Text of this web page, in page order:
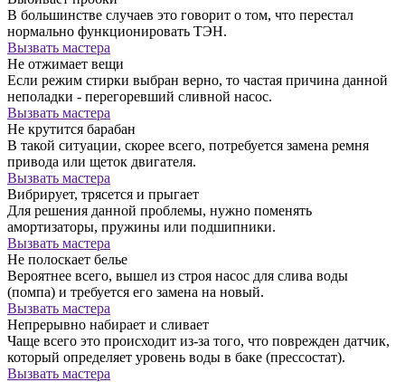
В большинстве случаев это говорит о том, что перестал
нормально функционировать ТЭН.
Вызвать мастера
Не отжимает вещи
Если режим стирки выбран верно, то частая причина данной
неполадки - перегоревший сливной насос.
Вызвать мастера
Не крутится барабан
В такой ситуации, скорее всего, потребуется замена ремня
привода или щеток двигателя.
Вызвать мастера
Вибрирует, трясется и прыгает
Для решения данной проблемы, нужно поменять
амортизаторы, пружины или подшипники.
Вызвать мастера
Не полоскает белье
Вероятнее всего, вышел из строя насос для слива воды
(помпа) и требуется его замена на новый.
Вызвать мастера
Непрерывно набирает и сливает
Чаще всего это происходит из-за того, что поврежден датчик,
который определяет уровень воды в баке (прессостат).
Вызвать мастера